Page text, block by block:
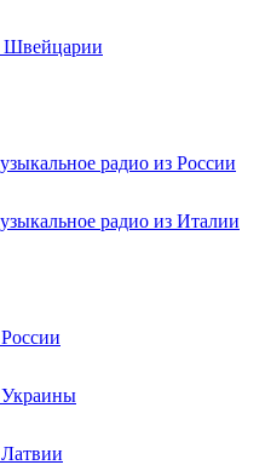
Швейцарии
радио из России
радио из Италии
Украины